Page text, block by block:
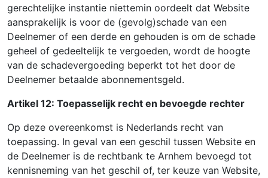
gerechtelijke instantie niettemin oordeelt dat Website
aansprakelijk is voor de (gevolg)schade van een
Deelnemer of een derde en gehouden is om de schade
geheel of gedeeltelijk te vergoeden, wordt de hoogte
van de schadevergoeding beperkt tot het door de
Deelnemer betaalde abonnementsgeld.
Artikel 12: Toepasselijk recht en bevoegde rechter
Op deze overeenkomst is Nederlands recht van
toepassing. In geval van een geschil tussen Website en
de Deelnemer is de rechtbank te Arnhem bevoegd tot
kennisneming van het geschil of, ter keuze van Website,